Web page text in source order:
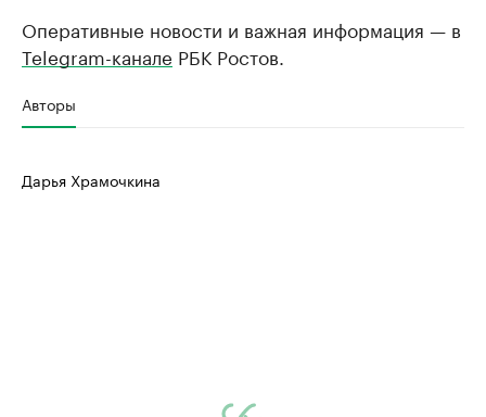
Оперативные новости и важная информация — в
Telegram-канале РБК Ростов.
Авторы
Дарья Храмочкина